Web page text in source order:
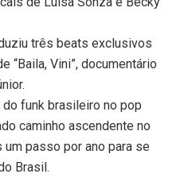
três beats exclusivos
“Baila, Vini”, documentário
funk brasileiro no pop
caminho ascendente no
passo por ano para se
Brasil.